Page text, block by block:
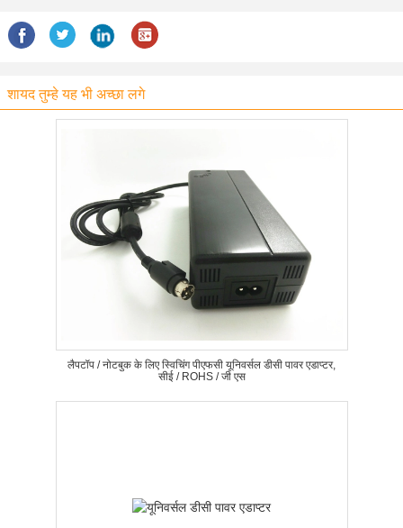
शायद तुम्हे यह भी अच्छा लगे
लैपटॉप / नोटबुक के लिए स्विचिंग पीएफसी यूनिवर्सल डीसी पावर एडाप्टर,
सीई / ROHS / जी एस